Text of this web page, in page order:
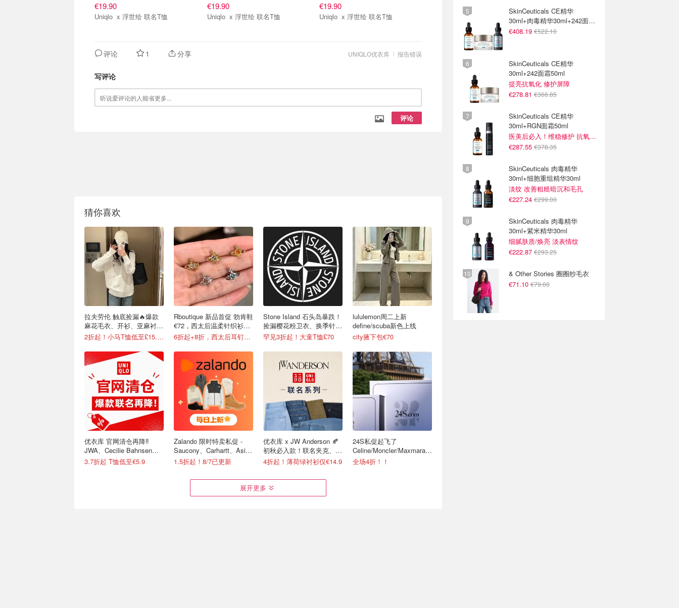
€19.90
Uniqlo x 浮世绘 联名T恤
€19.90
Uniqlo x 浮世绘 联名T恤
€19.90
Uniqlo x 浮世绘 联名T恤
报告错误
UNIQLO优衣库
评论 1 分享
写评论
评论
猜你喜欢
拉夫劳伦 触底捡漏🔥爆款
麻花毛衣、开衫、亚麻衬衫
等有！
2折起！小马T恤低至£15.7/件
优衣库 官网清仓再降‼️
JWA、Cecilie Bahnsen、
米菲兔等联名
3.7折起 T恤低至€5.9
Rboutique 新品首促 勃肯鞋
€72，西太后温柔针织衫
€158
6折起+8折，西太后耳钉€54
Zalando 限时特卖私促 -
Saucony、Carhartt、Asics
等
1.5折起！8/7已更新
Stone Island 石头岛暴跌！
捡漏樱花粉卫衣、换季针织
衫等
罕见3折起！大童T恤£70
优衣库 x JW Anderson 🍂
初秋必入款！联名夹克、牛
仔裤等
4折起！薄荷绿衬衫仅€14.9
lululemon周二上新
define/scuba新色上线
city腋下包€70
24S私促起飞了
Celine/Moncler/Maxmara都
在
全场4折！！
展开更多
SkinCeuticals CE精华
30ml+肉毒精华30ml+242面霜
50ml
€408.19 €522.10
SkinCeuticals CE精华
30ml+242面霜50ml
提亮抗氧化 修护屏障
€278.81 €366.85
SkinCeuticals CE精华
30ml+RGN面霜50ml
医美后必入！维稳修护 抗氧抗老
€287.55 €378.35
SkinCeuticals 肉毒精华
30ml+细胞重组精华30ml
淡纹 改善粗糙暗沉和毛孔
€227.24 €299.00
SkinCeuticals 肉毒精华
30ml+紫米精华30ml
细腻肤质/焕亮 淡表情纹
€222.87 €293.25
& Other Stories 圈圈纱毛衣
€71.10 €79.00